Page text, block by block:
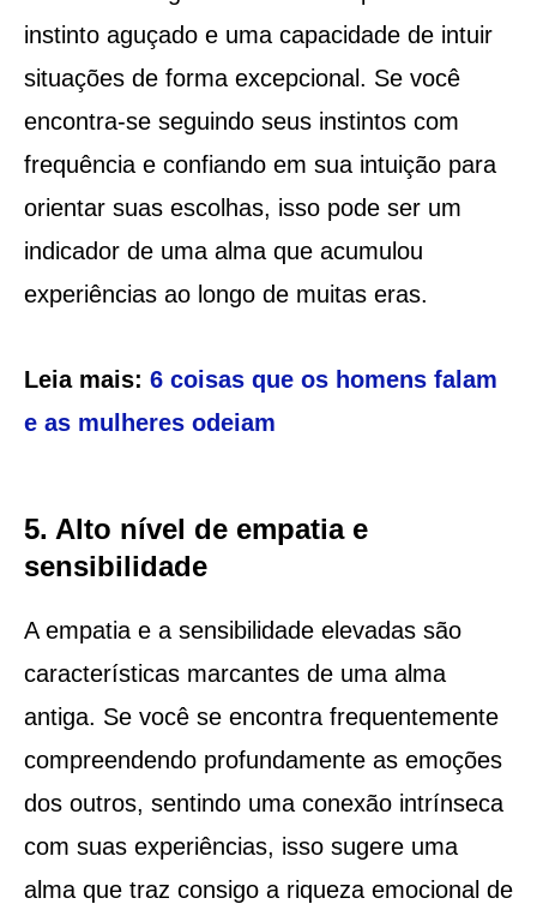
instinto aguçado e uma capacidade de intuir
situações de forma excepcional. Se você
encontra-se seguindo seus instintos com
frequência e confiando em sua intuição para
orientar suas escolhas, isso pode ser um
indicador de uma alma que acumulou
experiências ao longo de muitas eras.
Leia mais: 6 coisas que os homens falam
e as mulheres odeiam
5. Alto nível de empatia e
sensibilidade
A empatia e a sensibilidade elevadas são
características marcantes de uma alma
antiga. Se você se encontra frequentemente
compreendendo profundamente as emoções
dos outros, sentindo uma conexão intrínseca
com suas experiências, isso sugere uma
alma que traz consigo a riqueza emocional de